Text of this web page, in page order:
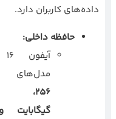
داده‌های کاربران دارد.
حافظه داخلی:
۲۵۶